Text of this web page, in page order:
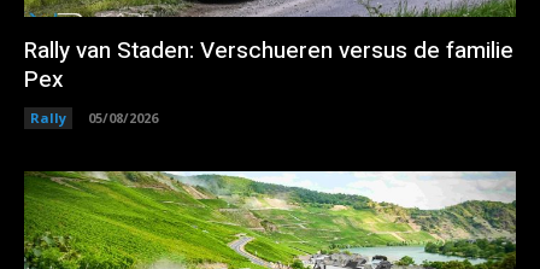
Rally van Staden: Verschueren versus de familie
Pex
Rally 05/08/2026